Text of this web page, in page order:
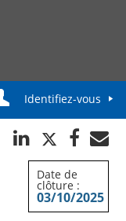
Identifiez-vous
Date de
clôture :
03/10/2025